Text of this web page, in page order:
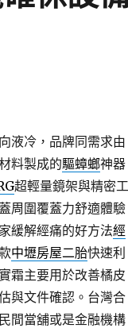
液冷，品牌同需求由
料製成的驅蟑螂神器
超輕量鏡架與精密工
周圍覆蓋力舒適體驗
緩解經痛的好方法經
中壢房屋二胎快速利
霜主要用於改善橘皮
與文件確認。台灣合
間當舖或是金融機構